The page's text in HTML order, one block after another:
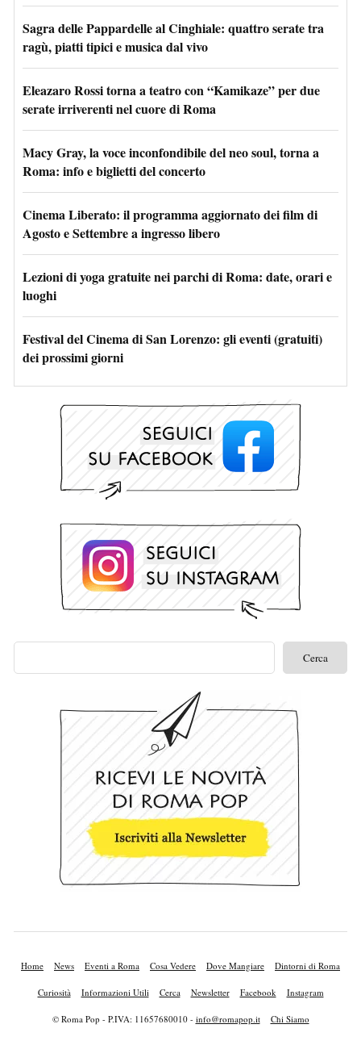
Sagra delle Pappardelle al Cinghiale: quattro serate tra
ragù, piatti tipici e musica dal vivo
Eleazaro Rossi torna a teatro con “Kamikaze” per due
serate irriverenti nel cuore di Roma
Macy Gray, la voce inconfondibile del neo soul, torna a
Roma: info e biglietti del concerto
Cinema Liberato: il programma aggiornato dei film di
Agosto e Settembre a ingresso libero
Lezioni di yoga gratuite nei parchi di Roma: date, orari e
luoghi
Festival del Cinema di San Lorenzo: gli eventi (gratuiti)
dei prossimi giorni
Home News Eventi a Roma Cosa Vedere Dove Mangiare Dintorni di Roma
Curiosità Informazioni Utili Cerca Newsletter Facebook Instagram
© Roma Pop - P.IVA: 11657680010 - info@romapop.it Chi Siamo